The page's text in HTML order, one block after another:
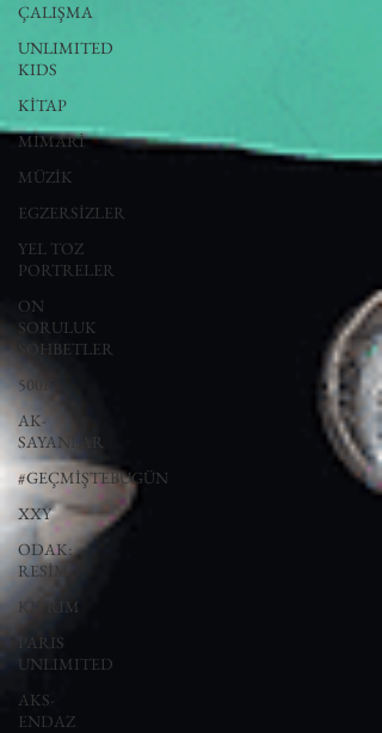
ÇALIŞMA
UNLIMITED
KIDS
KİTAP
MİMARİ
MÜZİK
EGZERSİZLER
YEL TOZ
PORTRELER
ON
SORULUK
SOHBETLER
500K
AK-
SAYANLAR
#GEÇMİŞTEBUGÜN
XXY
ODAK:
RESİM
KIVRIM
PARIS
UNLIMITED
AKS-
ENDAZ